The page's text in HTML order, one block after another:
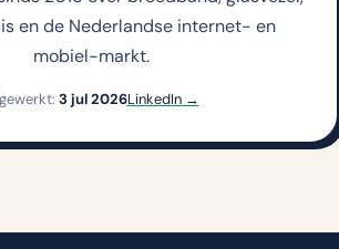
en de Nederlandse internet- en
mobiel-markt.
3 jul 2026LinkedIn →